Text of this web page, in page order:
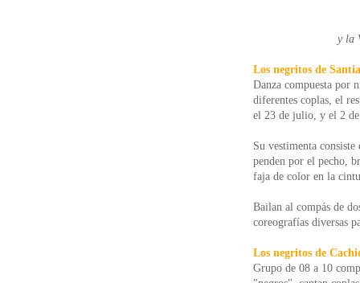
y la
Los negritos de
Danza compuesta por
diferentes coplas, el
el 23 de julio, y el 2
Su vestimenta consiste
penden por el pecho,
faja de color en la
Bailan al compás de
coreografías diversas
Los negritos de
Grupo de 08 a 10